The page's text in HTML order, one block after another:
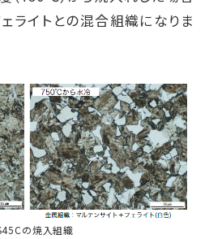
ェライトとの混合組織になりま
の焼入組織